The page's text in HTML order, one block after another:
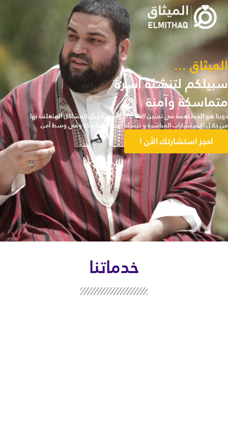
الميثاق ...
سبيلكم لتنشئة أسرة
متماسكة وآمنة
دورنا هو المساهمة في تمتين العلاقات الأسرية وحل المشاكل المتعلقة بها
من خلال الاستشارات المباشرة و تنشئة أسرة متماسكة وفي وسط آمن
احجز استشارتك الأن !
خدماتنا